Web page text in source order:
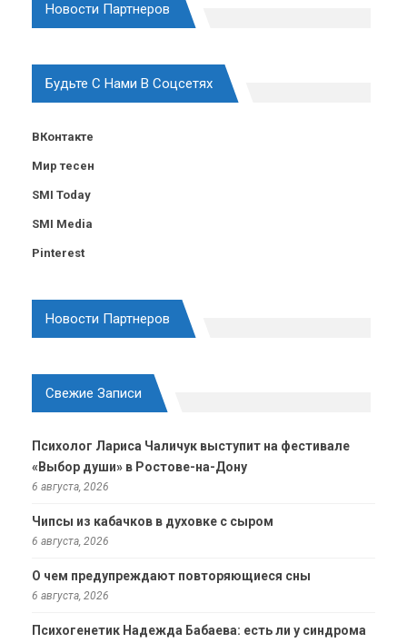
Новости Партнеров
Будьте С Нами В Соцсетях
ВКонтакте
Мир тесен
SMI Today
SMI Media
Pinterest
Новости Партнеров
Свежие Записи
Психолог Лариса Чаличук выступит на фестивале
«Выбор души» в Ростове-на-Дону
6 августа, 2026
Чипсы из кабачков в духовке с сыром
6 августа, 2026
О чем предупреждают повторяющиеся сны
6 августа, 2026
Психогенетик Надежда Бабаева: есть ли у синдрома